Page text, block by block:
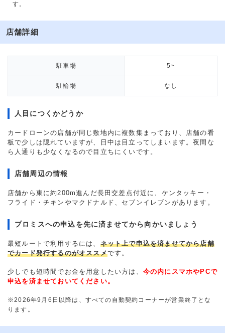
す。
店舗詳細
駐車場 5~
駐輪場 なし
人目につくかどうか
カードローンの店舗が同じ敷地内に複数集まっており、店舗の看
板で少しは隠れていますが、日中は目立ってしまいます。夜間な
ら人通りも少なくなるので目立ちにくいです。
店舗周辺の情報
店舗から東に約200m進んだ長田交差点付近に、ケンタッキー・
フライド・チキンやマクドナルド、セブンイレブンがあります。
プロミスへの申込を先に済ませてから向かいましょう
最短ルートで利用するには、 ネット上で申込を済ませてから店舗
でカード発行するのがオススメです。
少しでも短時間でお金を用意したい方は、 今の内にスマホやPCで
申込を済ませておいてください。
※2026年9月6日以降は、すべての自動契約コーナーが営業終了とな
ります。